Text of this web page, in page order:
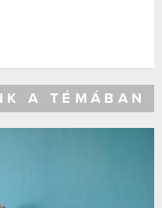
A TÉMÁBAN